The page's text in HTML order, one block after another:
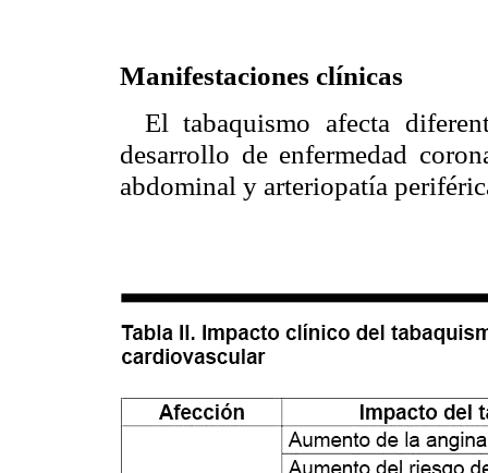
Manifestaciones clínicas
El tabaquismo afecta
desarrollo de enfermedad
abdominal y arteriopatía